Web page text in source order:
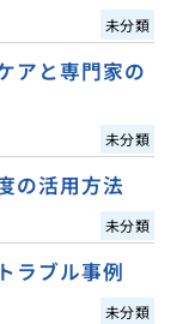
未分類
アと専門家の
未分類
の活用方法
未分類
ラブル事例
未分類